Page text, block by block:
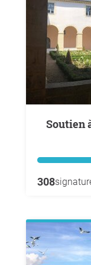
Soutien à la Maison du patrimoine
308